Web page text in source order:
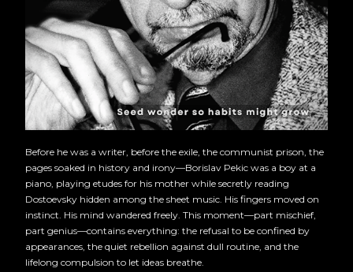
Before he was a writer, before the exile, the communist prison, the
pages soaked in history and irony—Borislav Pekic was a boy at a
piano, playing etudes for his mother while secretly reading
Dostoevsky hidden among the sheet music. His fingers moved on
instinct. His mind wandered freely. This moment—part mischief,
part genius—contains everything: the refusal to be confined by
appearances, the quiet rebellion against dull routine, and the
lifelong compulsion to let ideas breathe.